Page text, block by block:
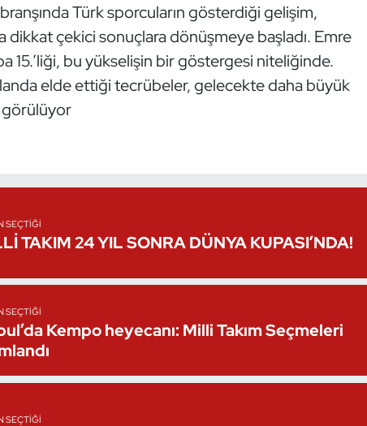
Türk sporcuların gösterdiği gelişim,
dikkat çekici sonuçlara dönüşmeye başladı. Emre
15.’liği, bu yükselişin bir göstergesi niteliğinde.
elde ettiği tecrübeler, gelecekte daha büyük
görülüyor
SEÇTIĞI
TAKIM 24 YIL SONRA DÜNYA KUPASI’NDA!
SEÇTIĞI
Kempo heyecanı: Milli Takım Seçmeleri
SEÇTIĞI